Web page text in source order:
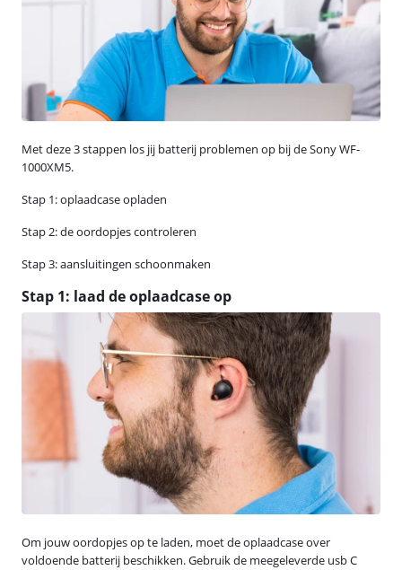
Met deze 3 stappen los jij batterij problemen op bij de Sony WF-
1000XM5.
Stap 1: oplaadcase opladen
Stap 2: de oordopjes controleren
Stap 3: aansluitingen schoonmaken
Stap 1: laad de oplaadcase op
Om jouw oordopjes op te laden, moet de oplaadcase over
voldoende batterij beschikken. Gebruik de meegeleverde usb C